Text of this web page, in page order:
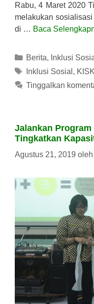
Rabu, 4 Maret 2020
melakukan sosialisasi
di … Baca
Kategori
Berita, Inklusi
Tag
Inklusi Sosial ,
Tinggalkan
Jalankan Program
Tingkatkan
Agustus 21, 2019 oleh